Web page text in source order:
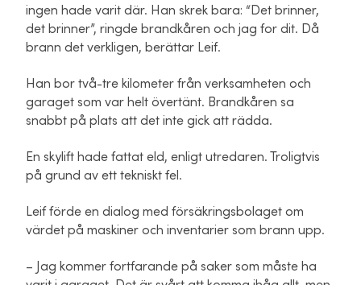
ingen hade varit där. Han skrek bara: “Det brinner,
det brinner”, ringde brandkåren och jag for dit. Då
brann det verkligen, berättar Leif.
Han bor två-tre kilometer från verksamheten och
garaget som var helt övertänt. Brandkåren sa
snabbt på plats att det inte gick att rädda.
En skylift hade fattat eld, enligt utredaren. Troligtvis
på grund av ett tekniskt fel.
Leif förde en dialog med försäkringsbolaget om
värdet på maskiner och inventarier som brann upp.
– Jag kommer fortfarande på saker som måste ha